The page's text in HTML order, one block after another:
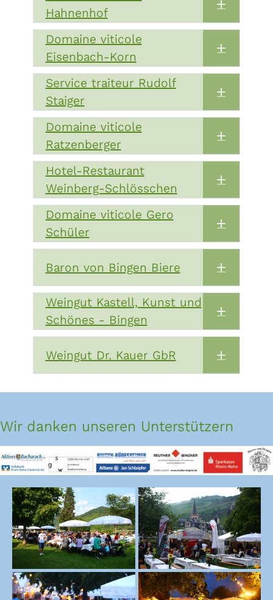
Hahnenhof
Expand
Domaine viticole
Eisenbach-Korn
Expand
Service traiteur Rudolf
Staiger
Expand
Domaine viticole
Ratzenberger
Expand
Hotel-Restaurant
Weinberg-Schlösschen
Expand
Domaine viticole Gero
Schüler
Expand
Baron von Bingen Biere Expand
Weingut Kastell, Kunst und
Schönes - Bingen
Expand
Weingut Dr. Kauer GbR Expand
Wir danken unseren Unterstützern